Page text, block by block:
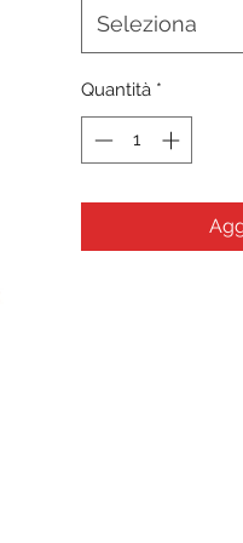
Seleziona
Quantità *